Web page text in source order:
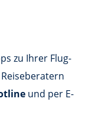
zu Ihrer Flug-
und per E-